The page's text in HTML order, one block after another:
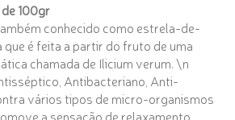
100gr
conhecido como estrela-de-
que é feita a partir do fruto de uma
chamada de Ilicium verum. \n
Antibacteriano, Anti-
vários tipos de micro-organismos
a sensação de relaxamento,